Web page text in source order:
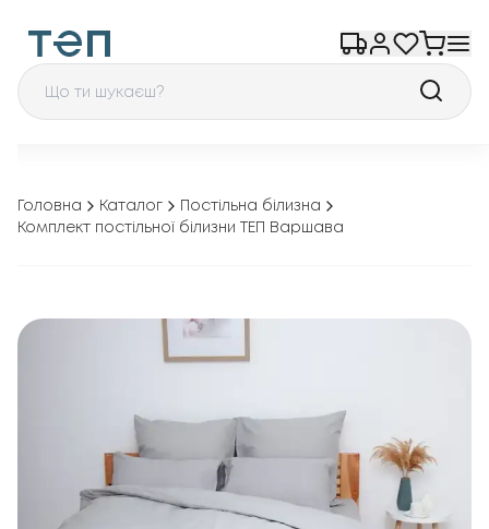
Головна Каталог
Постільна білизна
Комплект постільної білизни ТЕП Варшава